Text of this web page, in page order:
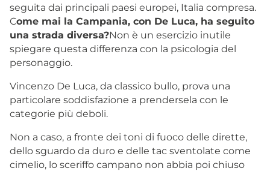
seguita dai principali paesi europei, Italia compresa.
Come mai la Campania, con De Luca, ha seguito
una strada diversa?Non è un esercizio inutile
spiegare questa differenza con la psicologia del
personaggio.
Vincenzo De Luca, da classico bullo, prova una
particolare soddisfazione a prendersela con le
categorie più deboli.
Non a caso, a fronte dei toni di fuoco delle dirette,
dello sguardo da duro e delle tac sventolate come
cimelio, lo sceriffo campano non abbia poi chiuso